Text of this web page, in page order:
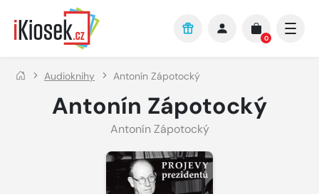
Přejít na hlavní obsah
0
Audioknihy Antonín Zápotocký
Antonín Zápotocký
Antonín Zápotocký